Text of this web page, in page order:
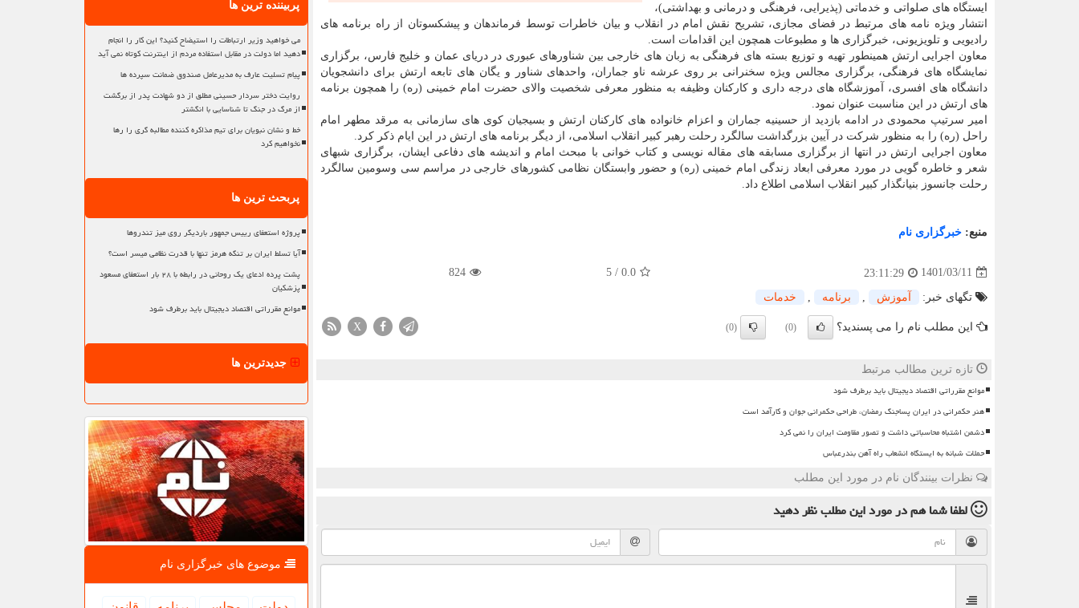
ایستگاه های صلواتی و خدماتی (پذیرایی، فرهنگی و درمانی و بهداشتی)،
انتشار ویژه نامه های مرتبط در فضای مجازی، تشریح نقش امام در انقلاب و بیان خاطرات توسط فرماندهان و پیشکسوتان از راه برنامه های
رادیویی و تلویزیونی، خبرگزاری ها و مطبوعات همچون این اقدامات است.
معاون اجرایی ارتش همینطور تهیه و توزیع بسته های فرهنگی به زبان های خارجی بین شناورهای عبوری در دریای عمان و خلیج فارس، برگزاری
نمایشگاه های فرهنگی، برگزاری مجالس ویژه سخنرانی بر روی عرشه ناو جماران، واحدهای شناور و یگان های تابعه ارتش برای دانشجویان
دانشگاه های افسری، آموزشگاه های درجه داری و کارکنان وظیفه به منظور معرفی شخصیت والای حضرت امام خمینی (ره) را همچون برنامه
های ارتش در این مناسبت عنوان نمود.
امیر سرتیپ محمودی در ادامه بازدید از حسینیه جماران و اعزام خانواده های کارکنان ارتش و بسیجیان کوی های سازمانی به مرقد مطهر امام
راحل (ره) را به منظور شرکت در آیین بزرگداشت سالگرد رحلت رهبر کبیر انقلاب اسلامی، از دیگر برنامه های ارتش در این ایام ذکر کرد.
معاون اجرایی ارتش در انتها از برگزاری مسابقه های مقاله نویسی و کتاب خوانی با مبحث امام و اندیشه های دفاعی ایشان، برگزاری شبهای
شعر و خاطره گویی در مورد معرفی ابعاد زندگی امام خمینی (ره) و حضور وابستگان نظامی کشورهای خارجی در مراسم سی وسومین سالگرد
رحلت جانسوز بنیانگذار کبیر انقلاب اسلامی اطلاع داد.
منبع: خبرگزاری نام
1401/03/11
23:11:29
0.0
/
5
824
تگهای خبر: آموزش برنامه خدمات
این مطلب نام را می پسندید؟ (0)
(0)
X
تازه ترین مطالب مرتبط
موانع مقرراتی اقتصاد دیجیتال باید برطرف شود
هنر حکمرانی در ایران پساجنگ رمضان، طراحی حکمرانی جوان و کارآمد است
دشمن اشتباه محاسباتی داشت و تصور مقاومت ایران را نمی کرد
حملات شبانه به ایستگاه انشعاب راه آهن بندرعباس
نظرات بینندگان نام در مورد این مطلب
لطفا شما همدر مورد این مطلبنظر دهید
پربیننده ترین ها
می خواهید وزیر ارتباطات را استیضاح کنید؟ این کار را انجام
دهید اما دولت در مقابل استفاده مردم از اینترنت کوتاه نمی آید
پیام تسلیت عارف به مدیرعامل صندوق ضمانت سپرده ها
روایت دختر سردار حسینی مطلق از دو شهادت پدر از برگشت
از مرگ در جنگ تا شناسایی با انگشتر
خط و نشان نبویان برای تیم مذاکره کننده مطالبه گری را رها
نخواهیم کرد
پربحث ترین ها
پروژه استعفای رییس جمهور باردیگر روی میز تندروها
آیا تسلط ایران بر تنگه هرمز تنها با قدرت نظامی میسر است؟
پشت پرده ادعای یک روحانی در رابطه با ۲۸ بار استعفای مسعود
پزشکیان
موانع مقرراتی اقتصاد دیجیتال باید برطرف شود
جدیدترین ها
موضوع های خبرگزاری نام